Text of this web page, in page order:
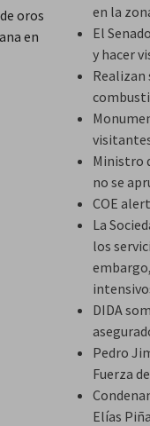
en la
El
y hacer
Realizan
Ministro
no se
COE
La
los
DIDA
Pedro
Fuerza
Elías Piña
oros
en